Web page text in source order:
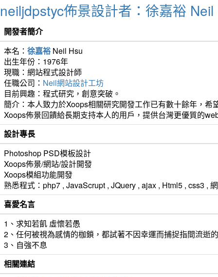
neiljdpstyc佈景設計者：徐嘉裕
開發者簡介
本名： 徐嘉裕 Neil Hsu
出生年份：1976年
現職：網站程式設計師
任職公司： Neil網站設計工坊
目前興趣：程式研究，創意突破。
簡介：本人致力於Xoops相關研究開發工作已有數十餘年，
Xoops佈景回饋給長期支持本人的用戶，提供台灣更優質的
設計專長
Photoshop PSD模板設計
Xoops佈景/網站/設計開發
Xoops模組功能開發
熟悉程式：php7 , JavaScrupt , JQuery , ajax , Html5 , css3 ,
喜愛名言
1、求知若飢 虛懷若愚
2、任何被視為感情的枷鎖，都試著不因幸運而捕捉指間流逝
3、自強不息
相關連結